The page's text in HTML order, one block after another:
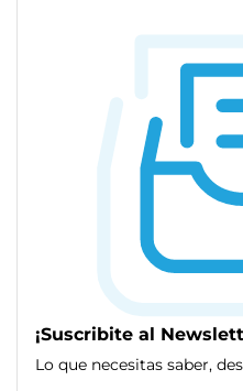
¡Suscribite al
Lo que necesitas saber,